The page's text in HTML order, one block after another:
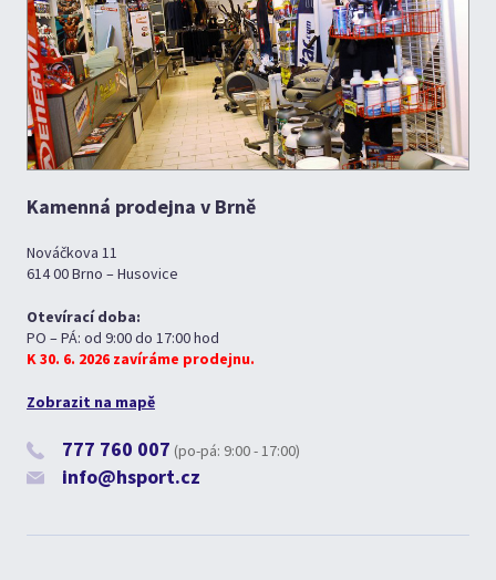
Kamenná prodejna v Brně
Nováčkova 11
614 00 Brno – Husovice
Otevírací doba:
PO – PÁ: od 9:00 do 17:00 hod
K 30. 6. 2026 zavíráme prodejnu.
Zobrazit na mapě
777 760 007 (po-pá: 9:00 - 17:00)
info@hsport.cz